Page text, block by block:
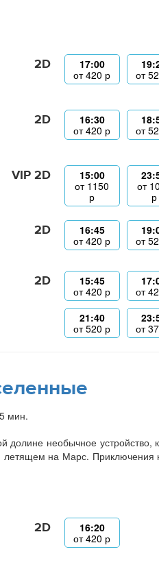
2D
17:00
от420 р
от
2D
16:30
от420 р
от
VIP 2D
15:00
от 1150
р
от
р
2D
16:45
от420 р
от
2D
15:45
от420 р
от
21:40
от520 р
от
мин.
необычное устройство,
на Марс. Приключения
2D
16:20
от420 р